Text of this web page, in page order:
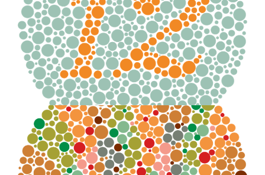
Numero distinguibile:
12
Numero distinguibile: